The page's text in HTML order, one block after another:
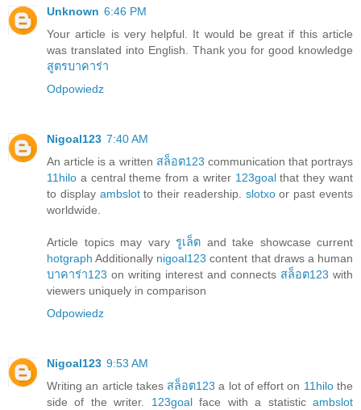
Unknown 6:46 PM
Your article is very helpful. It would be great if this article
was translated into English. Thank you for good knowledge
สูตรบาคาร่า
Odpowiedz
Nigoal123 7:40 AM
An article is a written สล็อต123 communication that portrays
11hilo a central theme from a writer 123goalthat they want
to display ambslotto their readership. slotxoor past events
worldwide.
Article topics may vary รูเล็ต and take showcase current
hotgraph Additionally nigoal123 content that draws a human
บาคาร่า123 on writing interest and connects สล็อต123 with
viewers uniquely in comparison
Odpowiedz
Nigoal123 9:53 AM
Writing an article takes สล็อต123 a lot of effort on 11hilothe
side of the writer. 123goalface with a statisticambslot